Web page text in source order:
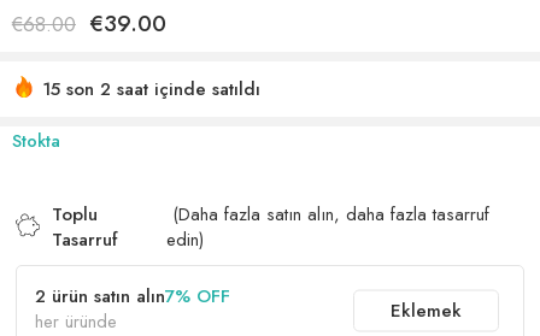
€68.00 €39.00
15 son 2 saat içinde satıldı
var
Stokta
Toplu
Tasarruf
(Daha fazla satın alın, daha fazla tasarruf
edin)
2 ürün satın alın7% OFF
her üründe
Eklemek